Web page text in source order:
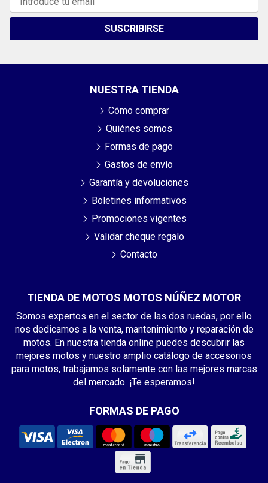
SUSCRIBIRSE
TIENDA DE MOTOS MOTOS NÚÑEZ MOTOR
Somos expertos en el sector de las dos ruedas, por ello
nos dedicamos a la venta, mantenimiento y reparación de
motos. En nuestra tienda online puedes descubrir las
mejores motos y nuestro amplio catálogo de accesorios
para motos, trabajamos solamente con las mejores marcas
del mercado. ¡Te esperamos!
FORMAS DE PAGO
NUESTRA TIENDA
Cómo comprar
Quiénes somos
Formas de pago
Gastos de envío
Garantía y devoluciones
Boletines informativos
Promociones vigentes
Validar cheque regalo
Contacto